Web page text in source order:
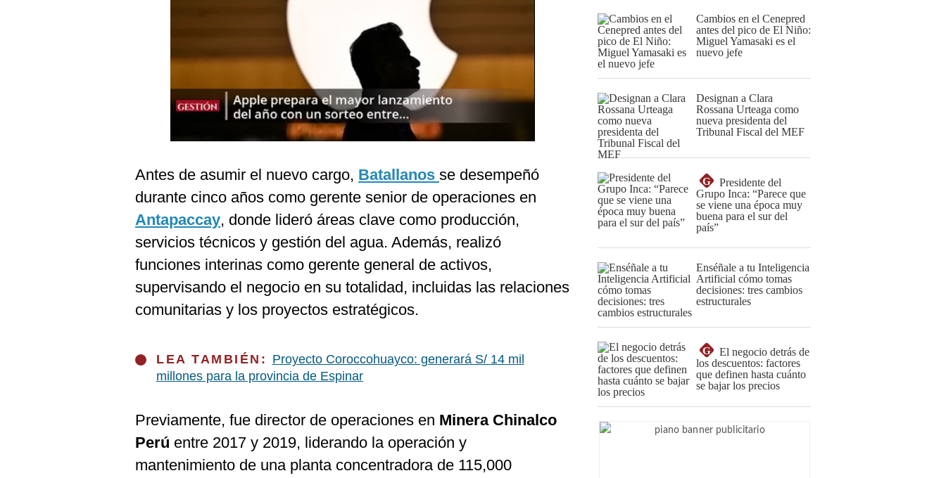
Antes de asumir el nuevo cargo, Batallanos se desempeñó
durante cinco años como gerente senior de operaciones en
Antapaccay, donde lideró áreas clave como producción,
servicios técnicos y gestión del agua. Además, realizó
funciones interinas como gerente general de activos,
supervisando el negocio en su totalidad, incluidas las relaciones
comunitarias y los proyectos estratégicos.
LEA TAMBIÉN: Proyecto Coroccohuayco: generará S/ 14 mil
millones para la provincia de Espinar
Previamente, fue director de operaciones en Minera Chinalco
Perú entre 2017 y 2019, liderando la operación y
mantenimiento de una planta concentradora de 115,000
Cambios en el Cenepred
antes del pico de El Niño:
Miguel Yamasaki es el
nuevo jefe
Designan a Clara
Rossana Urteaga como
nueva presidenta del
Tribunal Fiscal del MEF
G
Presidente del
Grupo Inca: “Parece que
se viene una época muy
buena para el sur del
país”
Enséñale a tu Inteligencia
Artificial cómo tomas
decisiones: tres cambios
estructurales
G
El negocio detrás de
los descuentos: factores
que definen hasta cuánto
se bajar los precios